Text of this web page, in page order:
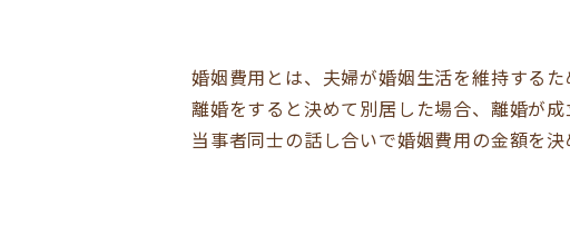
婚姻費用とは、夫婦が婚姻生活を維持する
離婚をすると決めて別居した場合、離婚が
当事者同士の話し合いで婚姻費用の金額を